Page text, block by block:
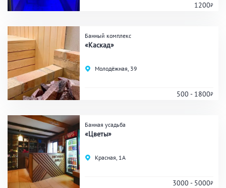
1200
Банный комплекс
«Каскад»
Молодёжная, 39
500 - 1800
Банная усадьба
«Цветы»
Красная, 1А
3000 - 5000